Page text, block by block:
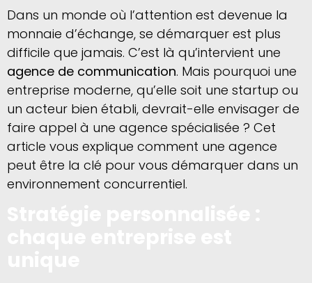
Dans un monde où l’attention est devenue la
monnaie d’échange, se démarquer est plus
difficile que jamais. C’est là qu’intervient une
agence de communication. Mais pourquoi une
entreprise moderne, qu’elle soit une startup ou
un acteur bien établi, devrait-elle envisager de
faire appel à une agence spécialisée ? Cet
article vous explique comment une agence
peut être la clé pour vous démarquer dans un
environnement concurrentiel.